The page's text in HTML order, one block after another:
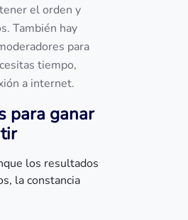
el orden y
También hay
para
tiempo,
a internet.
para ganar
los resultados
la constancia